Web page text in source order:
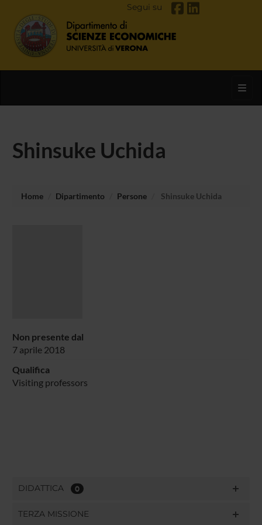
Segui su
Shinsuke Uchida
Home Dipartimento Persone Shinsuke Uchida
Non presente dal
7 aprile 2018
Qualifica
Visiting professors
DIDATTICA 0
TERZA MISSIONE